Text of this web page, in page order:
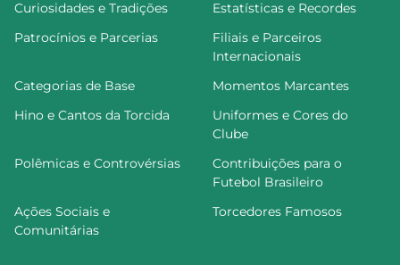
Curiosidades e Tradições
Estatísticas e Recordes
Patrocínios e Parcerias
Filiais e Parceiros
Internacionais
Categorias de Base
Momentos Marcantes
Hino e Cantos da Torcida
Uniformes e Cores do
Clube
Polêmicas e Controvérsias
Contribuições para o
Futebol Brasileiro
Ações Sociais e
Comunitárias
Torcedores Famosos